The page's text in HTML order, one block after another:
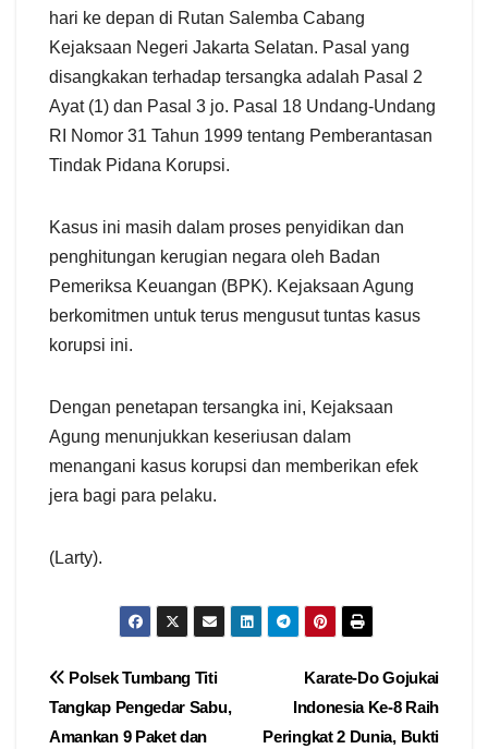
hari ke depan di Rutan Salemba Cabang
Kejaksaan Negeri Jakarta Selatan. Pasal yang
disangkakan terhadap tersangka adalah Pasal 2
Ayat (1) dan Pasal 3 jo. Pasal 18 Undang-Undang
RI Nomor 31 Tahun 1999 tentang Pemberantasan
Tindak Pidana Korupsi.
Kasus ini masih dalam proses penyidikan dan
penghitungan kerugian negara oleh Badan
Pemeriksa Keuangan (BPK). Kejaksaan Agung
berkomitmen untuk terus mengusut tuntas kasus
korupsi ini.
Dengan penetapan tersangka ini, Kejaksaan
Agung menunjukkan keseriusan dalam
menangani kasus korupsi dan memberikan efek
jera bagi para pelaku.
(Larty).
Navigasi
pos
Karate-Do Gojukai
Indonesia Ke-8 Raih
Peringkat 2 Dunia, Bukti
Polsek Tumbang Titi
Tangkap Pengedar Sabu,
Amankan 9 Paket dan